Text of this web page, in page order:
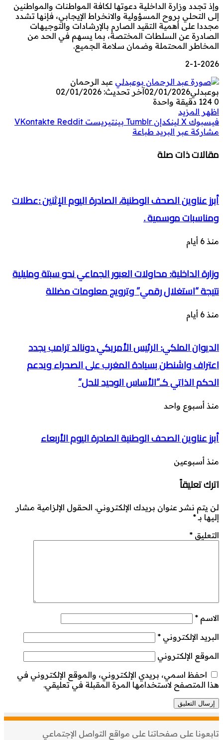
وإذ تجدد وزارة الداخلية دعوتها لكافة المواطنات والمواطنين
إلى التحلي بروح المسؤولية والانخراط الإيجابي، فإنها تشدد
مجددا على أهمية التقيد الصارم بالإرشادات والتوجيهات
الصادرة عن السلطات المختصة، بما يسهم في الحد من
المخاطر المحتملة وضمان سلامة الجميع.
2-1-2026
عبد الرحمان
بوعبدلي02/01/2026آخر تحديث: 02/01/2026
0
دقيقة واحدة
اظهر المزيد
فيسبوك ‫X لينكدإن بينتيريست
مشاركة عبر البريد طباعة
مقالات ذات صلة
أبرز عناوين الصحف الوطنية، الصادرة اليوم الإثنين :عطلات
ومناسبات موسمية .
منذ 6 أيام
وزارة الداخلية: محاولات العبور الجماعي نحو سبتة ومليلية
نتيجة “استغلال رقمي” وترويج معلومات مضللة
منذ 6 أيام
الديوان الملكي: الرئيس الأمريكي دونالد ترامب يجدد
اعتراف واشنطن بسيادة المغرب على الصحراء ويدعم
الحكم الذاتي كـ”الأساس الوحيد للحل”
منذ أسبوع واحد
أبرز عناوين الصحف الوطنية الصادرة اليوم الأربعاء
منذ أسبوعين
اترك تعليقاً
لن يتم نشر عنوان بريدك الإلكتروني. الحقول الإلزامية مشار
إليها بـ*
التعليق *
الاسم *
البريد الإلكتروني *
الموقع الإلكتروني
احفظ اسمي، بريدي الإلكتروني، والموقع الإلكتروني في
هذا المتصفح لاستخدامها المرة المقبلة في تعليقي.
تابعونا على صفحاتنا على مواقع التواصل الإجتماعي